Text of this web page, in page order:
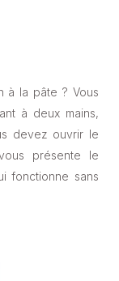
à la pâte ? Vous
à deux mains,
devez ouvrir le
présente le
fonctionne sans